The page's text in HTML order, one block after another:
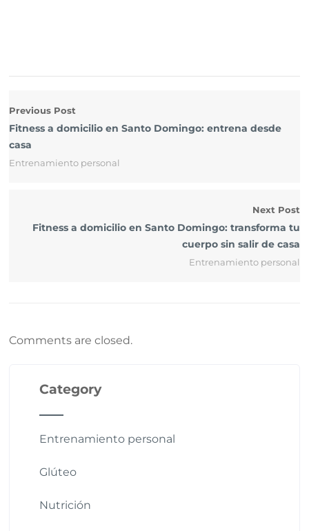
Previous Post
Fitness a domicilio en Santo Domingo: entrena desde
casa
Entrenamiento personal
Next Post
Fitness a domicilio en Santo Domingo: transforma tu
cuerpo sin salir de casa
Entrenamiento personal
Comments are closed.
Category
Entrenamiento personal
Glúteo
Nutrición